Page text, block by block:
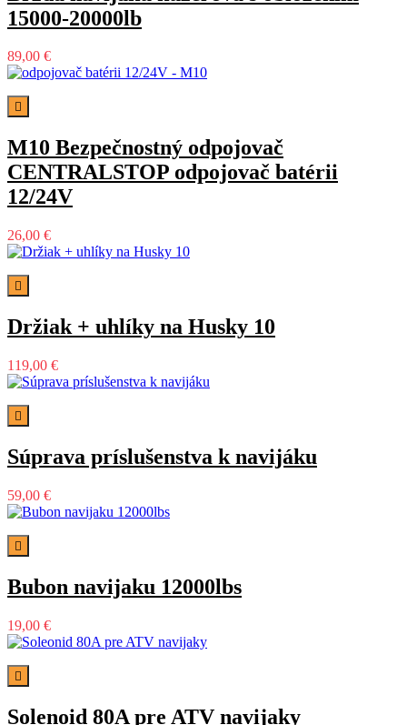
15000-20000lb
89,00 €

M10 Bezpečnostný odpojovač
CENTRALSTOP odpojovač batérii
12/24V
26,00 €

Držiak + uhlíky na Husky 10
119,00 €

Súprava príslušenstva k navijáku
59,00 €

Bubon navijaku 12000lbs
19,00 €

Solenoid 80A pre ATV navijaky